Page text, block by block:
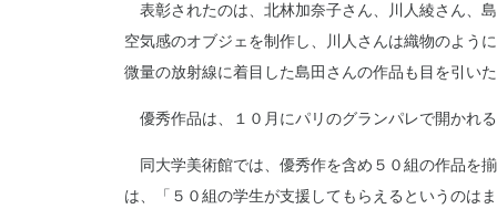
表彰されたのは、北林加奈子さん、川人綾さん、
空気感のオブジェを制作し、川人さんは織物のよう
微量の放射線に着目した島田さんの作品も目を引い
優秀作品は、１０月にパリのグランパレで開かれ
同大学美術館では、優秀作を含め５０組の作品を
は、「５０組の学生が支援してもらえるというのは